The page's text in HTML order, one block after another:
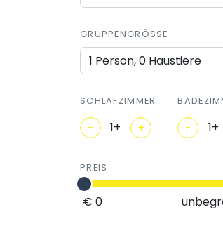
GRUPPENGRÖSSE
1 Person, 0 Haustiere
SCHLAFZIMMER
- + -
PREIS
€ 0